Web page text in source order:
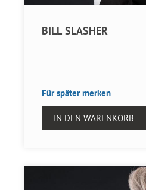
BILL SLASHER
Für später merken
IN DEN WARENKORB